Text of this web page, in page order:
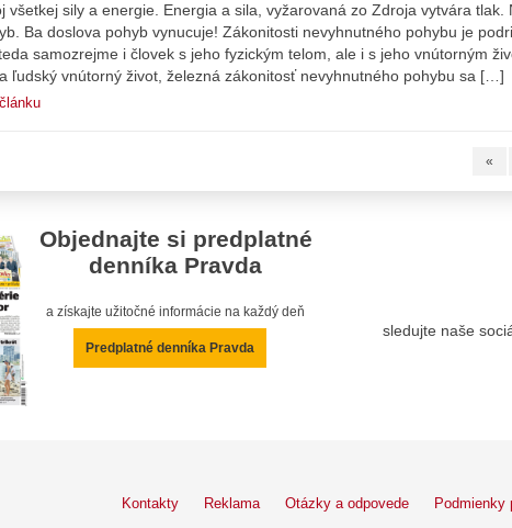
všetkej sily a energie. Energia a sila, vyžarovaná zo Zdroja vytvára tlak.
Ba doslova pohyb vynucuje! Zákonitosti nevyhnutného pohybu je
samozrejme i človek s jeho fyzickým telom, ale i s jeho vnútorným
ľudský vnútorný život, železná zákonitosť nevyhnutného pohybu sa […]
«
Objednajte si predplatné
denníka Pravda
a získajte užitočné informácie na každý deň
Predplatné denníka Pravda
sledujte naše
Kontakty Reklama Otázky a odpovede Podmienky